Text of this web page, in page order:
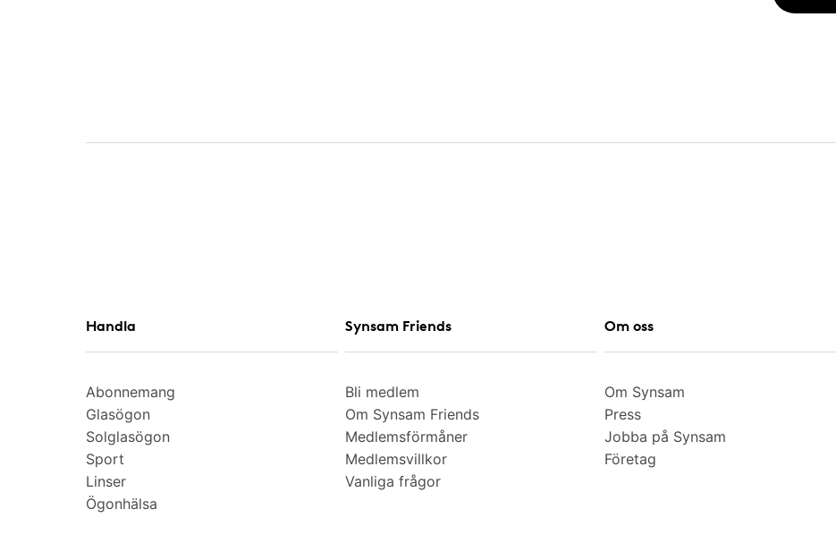
Handla
Abonnemang
Glasögon
Solglasögon
Sport
Linser
Ögonhälsa
Synsam Friends
Bli medlem
Om Synsam Friends
Medlemsförmåner
Medlemsvillkor
Vanliga frågor
Om oss
Om Synsam
Press
Jobba på Synsam
Företag